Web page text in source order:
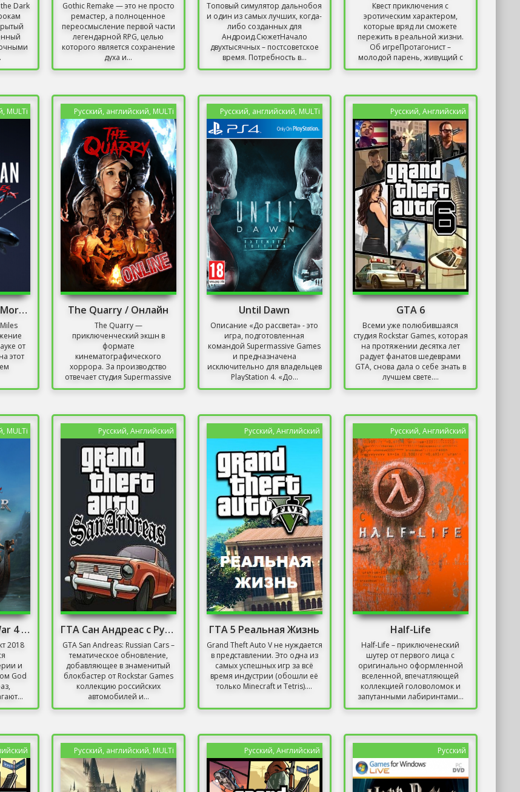
Dark
Gothic Remake — это не просто
ремастер, а полноценное
переосмысление первой части
легендарной RPG, целью
которого является сохранение
духа и...
Топовый симулятор дальнобоя
и один из самых лучших, когда-
либо созданных для
Андроид.СюжетНачало
двухтысячных – постсоветское
время. Потребность в...
Квест приключения с
эротическим характером,
которые вряд ли сможете
пережить в реальной жизни.
Об игреПротагонист –
молодой парень, живущий с
отцом-...
MULTi
Spider-Man: Miles Morales / Человек-паук: Майлз
от
этот
Русский, английский, MULTi
The Quarry / Онлайн
The Quarry —
приключенческий экшн в
формате
кинематографического
хоррора. За производство
отвечает студия Supermassive
Games. До рассвета для...
Русский, английский, MULTi
Until Dawn
Описание «До рассвета» - это
игра, подготовленная
командой Supermassive Games
и предназначена
исключительно для владельцев
PlayStation 4. «До...
Русский, Английский
GTA 6
Всеми уже полюбившаяся
студия Rockstar Games, которая
на протяжении десятка лет
радует фанатов шедеврами
GTA, снова дала о себе знать в
лучшем свете....
MULTi
Скачать God of War 4 на ПК
2018
и
God
Русский, Английский
ГТА Сан Андреас с Русскими Машинами
GTA San Andreas: Russian Cars –
тематическое обновление,
добавляющее в знаменитый
блокбастер от Rockstar Games
коллекцию российских
автомобилей и...
Русский, Английский
ГТА 5 Реальная Жизнь
Grand Theft Auto V не нуждается
в представлении. Это одна из
самых успешных игр за всё
время индустрии (обошли её
только Minecraft и Tetris)....
Русский, Английский
Half-Life
Half-Life – приключенеский
шутер от первого лица с
оригинально оформленной
вселенной, впечатляющей
коллекцией головоломок и
запутанными лабиринтами...
Русский, английский, MULTi Русский, Английский Русский